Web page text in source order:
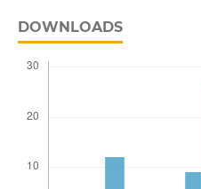
DOWNLOADS